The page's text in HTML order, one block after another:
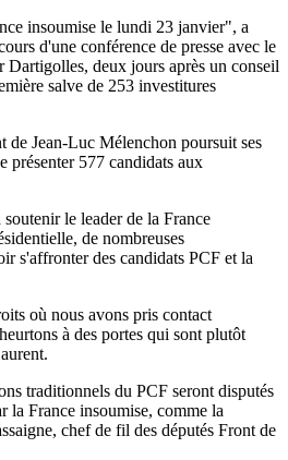
insoumise le lundi 23 janvier", a
d'une conférence de presse avec le
deux jours après un conseil
salve de 253 investitures
de Jean-Luc Mélenchon poursuit ses
présenter 577 candidats aux
le leader de la France
de nombreuses
s'affronter des candidats PCF et la
où nous avons pris contact
à des portes qui sont plutôt
traditionnels du PCF seront disputés
la France insoumise, comme la
chef de fil des députés Front de